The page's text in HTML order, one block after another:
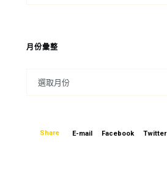
月份彙整
Share E-mail Facebook Twitter